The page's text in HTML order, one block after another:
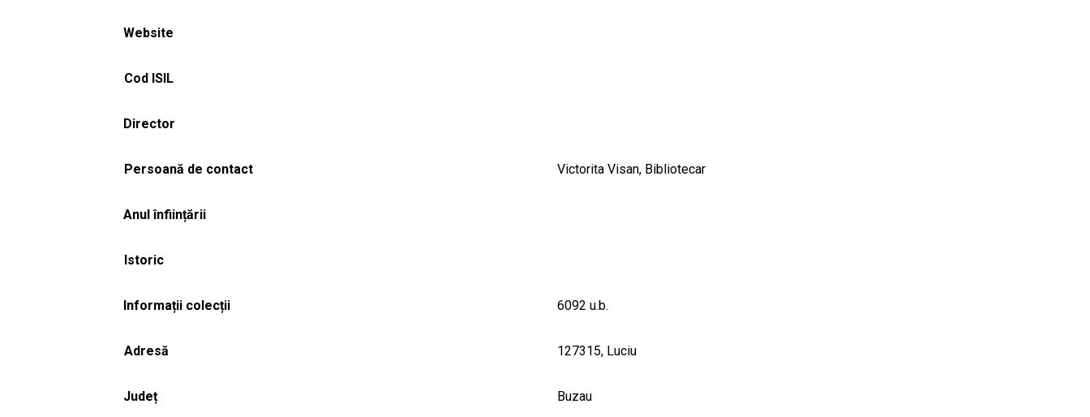
Website
Cod ISIL
Director
Persoană de contact Victorita Visan, Bibliotecar
Anul înființării
Istoric
Informații colecții 6092 u.b.
Adresă 127315, Luciu
Județ Buzau